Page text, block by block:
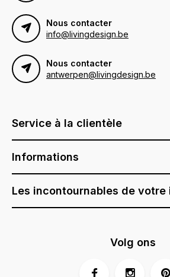
Nous contacter
info@livingdesign.be
Nous contacter
antwerpen@livingdesign.be
Service à la clientèle
Informations
Les incontournables de votre
Volg ons